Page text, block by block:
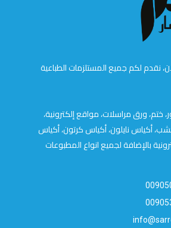
نقدم لكم جميع المستلزمات الطباعية
ختم، ورق مراسلات، مواقع إلكترونية،
أكياس نايلون، أكياس كرتون، أكياس
بالإضافة لجميع انواع المطبوعات